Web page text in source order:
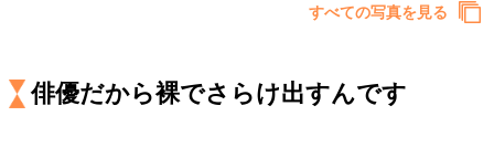
トップが描く未来
すべての写真を見る
俳優だから裸でさらけ出すんです